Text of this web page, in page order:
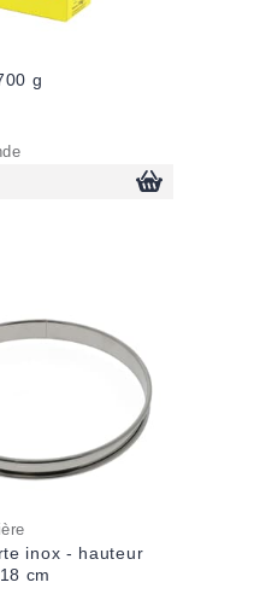
g
inox - hauteur
cm